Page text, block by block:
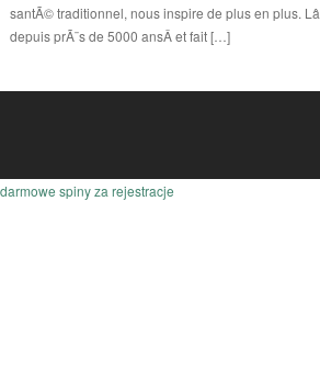
santÃ© traditionnel, nous inspire de plus en plus.
depuis prÃ¨s de 5000 ansÂ et fait […]
darmowe spiny za rejestracje